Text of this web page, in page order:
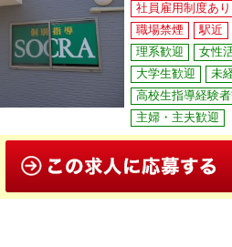
社員雇用制度あり
職場禁煙
駅近
理系歓迎
女性
大学生歓迎
未
高校生指導経験
主婦・主夫歓迎